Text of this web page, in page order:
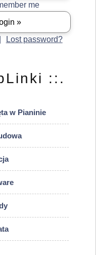
me
Lost password?
::.
w Pianinie